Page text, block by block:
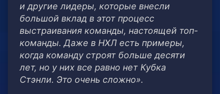
и другие лидеры, которые внесли
большой вклад в этот процесс
выстраивания команды, настоящей топ-
команды. Даже в НХЛ есть примеры,
когда команду строят больше десяти
лет, но у них все равно нет Кубка
Стэнли. Это очень сложно».